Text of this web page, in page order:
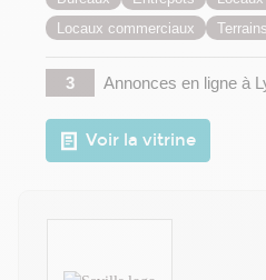
Locaux commerciaux
Terrains
3 Annonces en ligneà
Voir la vitrine